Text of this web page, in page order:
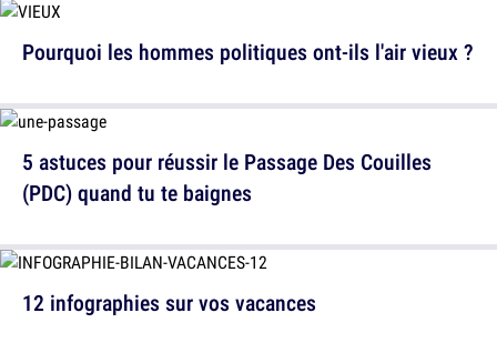
5 astuces pour réussir le Passage Des Couilles
(PDC) quand tu te baignes
Pourquoi les hommes politiques ont-ils l'air vieux ?
12 infographies sur vos vacances